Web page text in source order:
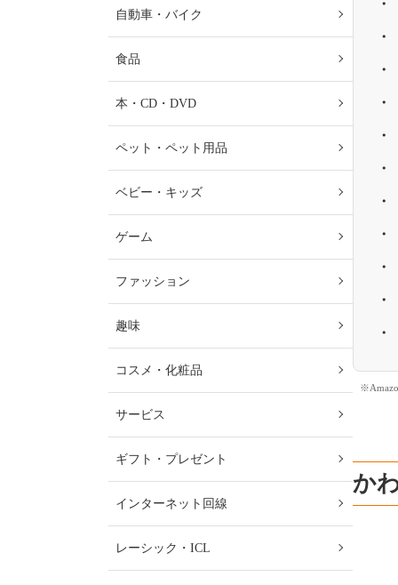
か
自動車・バイク
食品
本・CD・DVD
ペット・ペット用品
ベビー・キッズ
ゲーム
ファッション
趣味
コスメ・化粧品
サービス
ギフト・プレゼント
インターネット回線
レーシック・ICL